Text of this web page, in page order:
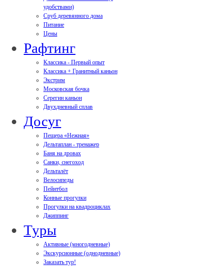
удобствами)
Сруб деревянного дома
Питание
Цены
Рафтинг
Классика - Первый опыт
Классика + Гранитный каньон
Экстрим
Московская бочка
Серегин каньон
Двухдневный сплав
Досуг
Пещера «Нежная»
Дельтаплан - тренажер
Баня на дровах
Cанки, снегоход
Дельталёт
Велосипеды
Пейнтбол
Конные прогулки
Прогулки на квадроциклах
Джиппинг
Туры
Активные (многодневные)
Экскурсионные (однодневные)
Заказать тур!